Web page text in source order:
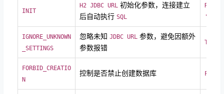
INIT
H2 JDBC URL 初始化参数，连接建立
后自动执行 SQL
'...'
IGNORE_UNKNOWN
_SETTINGS
忽略未知 JDBC URL 参数，避免因额外
参数报错
TRUE
FORBID_CREATIO
N
控制是否禁止创建数据库 FALSE